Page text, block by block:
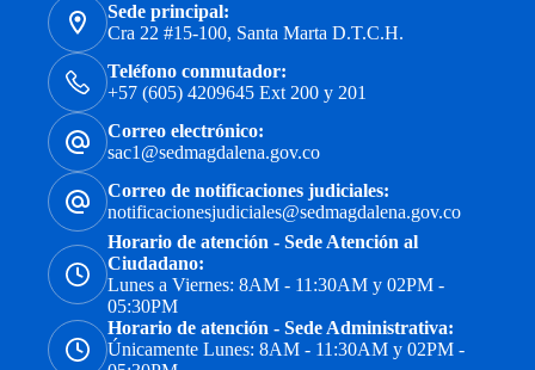
Sede principal:
Cra 22 #15-100, Santa Marta D.T.C.H.
Teléfono conmutador:
+57 (605) 4209645 Ext 200 y 201
Correo electrónico:
sac1@sedmagdalena.gov.co
Correo de notificaciones judiciales:
notificacionesjudiciales@sedmagdalena.gov.co
Horario de atención - Sede Atención al
Ciudadano:
Lunes a Viernes: 8AM - 11:30AM y 02PM -
05:30PM
Horario de atención - Sede Administrativa:
Únicamente Lunes: 8AM - 11:30AM y 02PM -